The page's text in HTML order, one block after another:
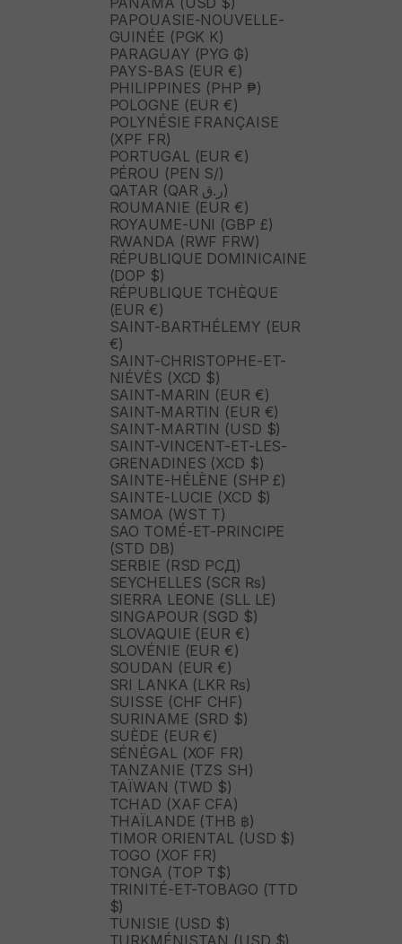
PAPOUASIE-NOUVELLE-
GUINÉE (PGK K)
PARAGUAY (PYG ₲)
PAYS-BAS (EUR €)
PHILIPPINES (PHP ₱)
POLOGNE (EUR €)
POLYNÉSIE FRANÇAISE
(XPF FR)
PORTUGAL (EUR €)
PÉROU (PEN S/)
QATAR (QAR ر.ق)
ROUMANIE (EUR €)
ROYAUME-UNI (GBP £)
RWANDA (RWF FRW)
RÉPUBLIQUE DOMINICAINE
(DOP $)
RÉPUBLIQUE TCHÈQUE
(EUR €)
SAINT-BARTHÉLEMY (EUR
€)
SAINT-CHRISTOPHE-ET-
NIÉVÈS (XCD $)
SAINT-MARIN (EUR €)
SAINT-MARTIN (EUR €)
SAINT-MARTIN (USD $)
SAINT-VINCENT-ET-LES-
GRENADINES (XCD $)
SAINTE-HÉLÈNE (SHP £)
SAINTE-LUCIE (XCD $)
SAMOA (WST T)
SAO TOMÉ-ET-PRINCIPE
(STD DB)
SERBIE (RSD РСД)
SEYCHELLES (SCR ₨)
SIERRA LEONE (SLL LE)
SINGAPOUR (SGD $)
SLOVAQUIE (EUR €)
SLOVÉNIE (EUR €)
SOUDAN (EUR €)
SRI LANKA (LKR ₨)
SUISSE (CHF CHF)
SURINAME (SRD $)
SUÈDE (EUR €)
SÉNÉGAL (XOF FR)
TANZANIE (TZS SH)
TAÏWAN (TWD $)
TCHAD (XAF CFA)
THAÏLANDE (THB ฿)
TIMOR ORIENTAL (USD $)
TOGO (XOF FR)
TONGA (TOP T$)
TRINITÉ-ET-TOBAGO (TTD
$)
TUNISIE (USD $)